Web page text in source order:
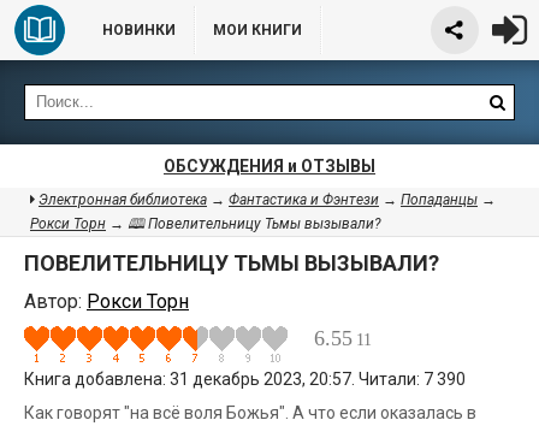
НОВИНКИ МОИ КНИГИ
ОБСУЖДЕНИЯ и ОТЗЫВЫ
Электронная библиотека → Фантастика и Фэнтези → Попаданцы →
Рокси Торн → 🕮 Повелительницу Тьмы вызывали?
ПОВЕЛИТЕЛЬНИЦУ ТЬМЫ ВЫЗЫВАЛИ?
Автор: Рокси Торн
6.55 11
Книга добавлена: 31 декабрь 2023, 20:57. Читали: 7 390
Как говорят "на всё воля Божья". А что если оказалась в